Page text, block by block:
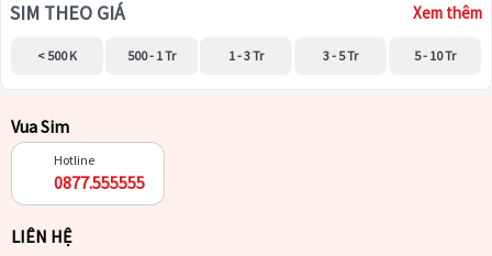
SIM THEO GIÁ Xem thêm
< 500 K 500 - 1 Tr 1 - 3 Tr 3 - 5 Tr 5 - 10 Tr
Vua Sim
Hotline
0877.555555
LIÊN HỆ